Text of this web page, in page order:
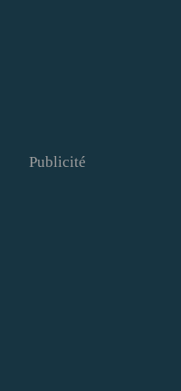
Publicité